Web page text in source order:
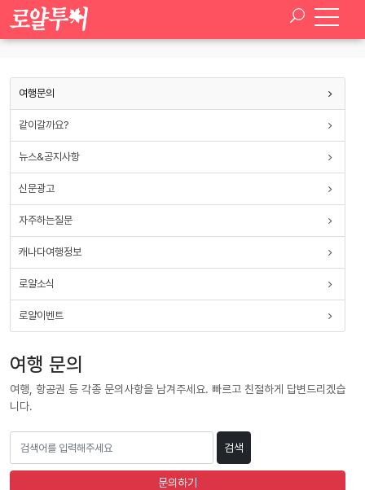
SELECT * FROM paran_board_setup WHERE board_type ='tour_qna'
여행문의
같이갈까요?
뉴스&공지사항
신문광고
자주하는질문
캐나다여행정보
로얄소식
로얄이벤트
여행 문의
여행, 항공권 등 각종 문의사항을 남겨주세요. 빠르고 친절하게 답변드리겠습
니다.
검색
문의하기